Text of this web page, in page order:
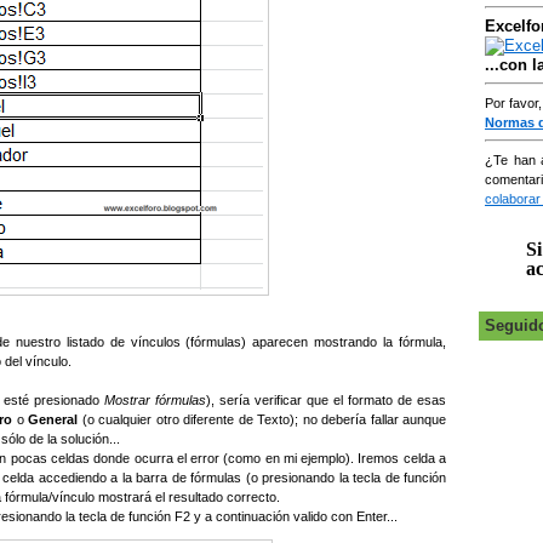
nuestro listado de vínculos (fórmulas) aparecen mostrando la fórmula,
vínculo.
presionado Mostrar fórmulas), sería verificar que el formato de esas
oGeneral (o cualquier otro diferente de Texto); no debería fallar aunque
de la solución...
pocas celdas donde ocurra el error (como en mi ejemplo). Iremos celda a
accediendo a la barra de fórmulas (o presionando la tecla de función
vínculo mostrará el resultado correcto.
la tecla de función F2 y a continuación valido con Enter...
...con
Por
Normas
¿Te han
colaborar